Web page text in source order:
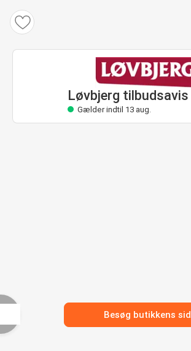
Løvbjerg tilbudsavis
Gælder indtil 13 aug.
Besøg butikkens